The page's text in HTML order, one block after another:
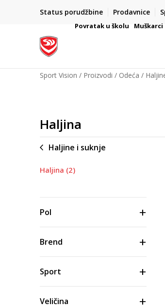
Status porudžbine Prodavnice
VAŽNO OBAVEŠTENJE ZA
Povratak u školu Muškarci
Sport Vision Proizvodi Odeća
Haljina
Haljine i suknje
Haljina (2)
Pol
Brend
Sport
Veličina